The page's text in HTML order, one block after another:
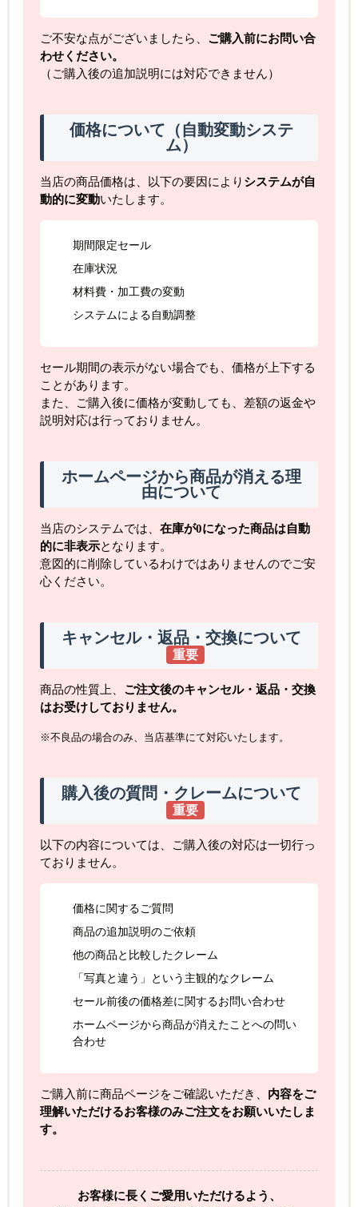
ご不安な点がございましたら、 ご購入前にお問い合
わせください。
（ご購入後の追加説明には対応できません）
価格について（自動変動システ
ム）
当店の商品価格は、以下の要因により システムが自
動的に変動いたします。
期間限定セール
在庫状況
材料費・加工費の変動
システムによる自動調整
セール期間の表示がない場合でも、価格が上下する
ことがあります。
また、ご購入後に価格が変動しても、差額の返金や
説明対応は行っておりません。
ホームページから商品が消える理
由について
当店のシステムでは、 在庫が0になった商品は自動
的に非表示となります。
意図的に削除しているわけではありませんのでご安
心ください。
キャンセル・返品・交換について
重要
商品の性質上、 ご注文後のキャンセル・返品・交換
はお受けしておりません。
※不良品の場合のみ、当店基準にて対応いたします。
購入後の質問・クレームについて
重要
以下の内容については、ご購入後の対応は一切行っ
ておりません。
価格に関するご質問
商品の追加説明のご依頼
他の商品と比較したクレーム
「写真と違う」という主観的なクレーム
セール前後の価格差に関するお問い合わせ
ホームページから商品が消えたことへの問い
合わせ
ご購入前に商品ページをご確認いただき、 内容をご
理解いただけるお客様のみご注文をお願いいたしま
す。
お客様に長くご愛用いただけるよう、